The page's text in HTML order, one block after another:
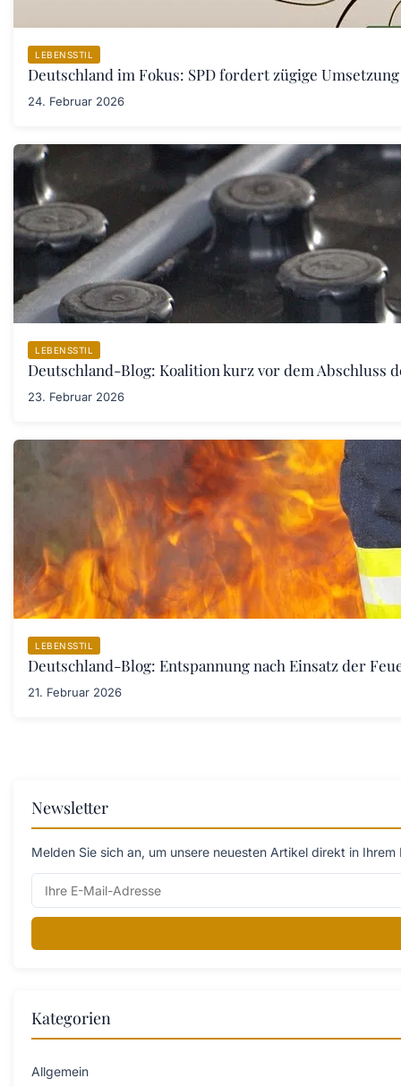
LEBENSSTIL
Deutschland im Fokus: SPD fordert zügige
24. Februar 2026
LEBENSSTIL
Deutschland-Blog: Koalition kurz vor dem Abschluss
23. Februar 2026
LEBENSSTIL
Deutschland-Blog: Entspannung nach Einsatz der
21. Februar 2026
Newsletter
Melden Sie sich an, um unsere neuesten Artikel direkt in
Kategorien
Allgemein